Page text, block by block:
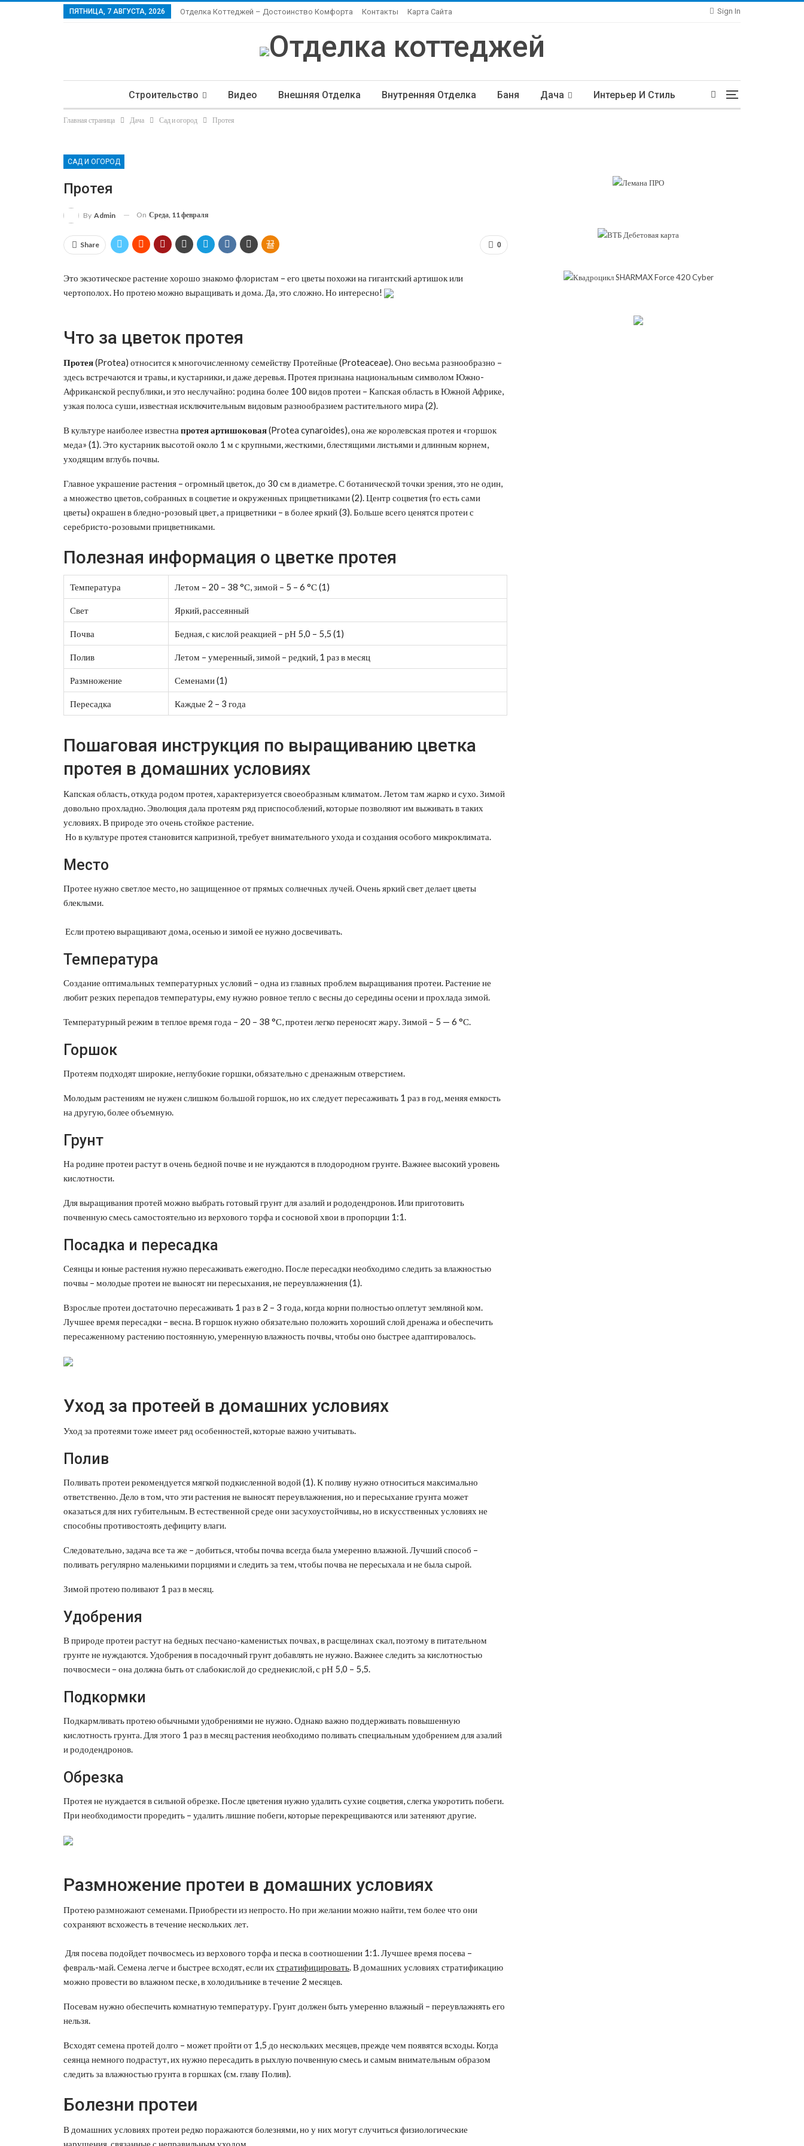
Sign In
ПЯТНИЦА, 7 АВГУСТА, 2026 Отделка Коттеджей – Достоинство Комфорта Контакты Карта Сайта
Строительство Видео Внешняя Отделка Внутренняя Отделка Баня Дача Интерьер И Стиль
Главная страница Дача Сад и огород Протея
САД И ОГОРОД
Протея
By Admin On Среда, 11 февраля
0
Share
Это экзотическое растение хорошо знакомо флористам – его цветы похожи на гигантский артишок или
чертополох. Но протею можно выращивать и дома. Да, это сложно. Но интересно!
Что за цветок протея
Протея(Protea) относится к многочисленному семейству Протейные (Proteaceae). Оно весьма разнообразно –
здесь встречаются и травы, и кустарники, и даже деревья. Протея признана национальным символом Южно-
Африканской республики, и это неслучайно: родина более 100 видов протеи – Капская область в Южной Африке,
узкая полоса суши, известная исключительным видовым разнообразием растительного мира (2).
В культуре наиболее известна протея артишоковая(Protea cynaroides), она же королевская протея и «горшок
меда» (1). Это кустарник высотой около 1 м с крупными, жесткими, блестящими листьями и длинным корнем,
уходящим вглубь почвы.
Главное украшение растения – огромный цветок, до 30 см в диаметре. С ботанической точки зрения, это не один,
а множество цветов, собранных в соцветие и окруженных прицветниками (2). Центр соцветия (то есть сами
цветы) окрашен в бледно-розовый цвет, а прицветники – в более яркий (3). Больше всего ценятся протеи с
серебристо-розовыми прицветниками.
Полезная информация о цветке протея
Температура Летом – 20 – 38 °С, зимой – 5 – 6 °С (1)
Свет Яркий, рассеянный
Почва Бедная, с кислой реакцией – рН 5,0 – 5,5 (1)
Полив Летом – умеренный, зимой – редкий, 1 раз в месяц
Размножение Семенами (1)
Пересадка Каждые 2 – 3 года
Пошаговая инструкция по выращиванию цветка
протея в домашних условиях
Капская область, откуда родом протея, характеризуется своеобразным климатом. Летом там жарко и сухо. Зимой
довольно прохладно. Эволюция дала протеям ряд приспособлений, которые позволяют им выживать в таких
условиях. В природе это очень стойкое растение.
Но в культуре протея становится капризной, требует внимательного ухода и создания особого микроклимата.
Место
Протее нужно светлое место, но защищенное от прямых солнечных лучей. Очень яркий свет делает цветы
блеклыми.
Если протею выращивают дома, осенью и зимой ее нужно досвечивать.
Температура
Создание оптимальных температурных условий – одна из главных проблем выращивания протеи. Растение не
любит резких перепадов температуры, ему нужно ровное тепло с весны до середины осени и прохлада зимой.
Температурный режим в теплое время года – 20 – 38 °С, протеи легко переносят жару. Зимой – 5 — 6 °С.
Горшок
Протеям подходят широкие, неглубокие горшки, обязательно с дренажным отверстием.
Молодым растениям не нужен слишком большой горшок, но их следует пересаживать 1 раз в год, меняя емкость
на другую, более объемную.
Грунт
На родине протеи растут в очень бедной почве и не нуждаются в плодородном грунте. Важнее высокий уровень
кислотности.
Для выращивания протей можно выбрать готовый грунт для азалий и рододендронов. Или приготовить
почвенную смесь самостоятельно из верхового торфа и сосновой хвои в пропорции 1:1.
Посадка и пересадка
Сеянцы и юные растения нужно пересаживать ежегодно. После пересадки необходимо следить за влажностью
почвы – молодые протеи не выносят ни пересыхания, не переувлажнения (1).
Взрослые протеи достаточно пересаживать 1 раз в 2 – 3 года, когда корни полностью оплетут земляной ком.
Лучшее время пересадки – весна. В горшок нужно обязательно положить хороший слой дренажа и обеспечить
пересаженному растению постоянную, умеренную влажность почвы, чтобы оно быстрее адаптировалось.
Уход за протеей в домашних условиях
Уход за протеями тоже имеет ряд особенностей, которые важно учитывать.
Полив
Поливать протеи рекомендуется мягкой подкисленной водой (1). К поливу нужно относиться максимально
ответственно. Дело в том, что эти растения не выносят переувлажнения, но и пересыхание грунта может
оказаться для них губительным. В естественной среде они засухоустойчивы, но в искусственных условиях не
способны противостоять дефициту влаги.
Следовательно, задача все та же – добиться, чтобы почва всегда была умеренно влажной. Лучший способ –
поливать регулярно маленькими порциями и следить за тем, чтобы почва не пересыхала и не была сырой.
Зимой протею поливают 1 раз в месяц.
Удобрения
В природе протеи растут на бедных песчано-каменистых почвах, в расщелинах скал, поэтому в питательном
грунте не нуждаются. Удобрения в посадочный грунт добавлять не нужно. Важнее следить за кислотностью
почвосмеси – она должна быть от слабокислой до среднекислой, с рН 5,0 – 5,5.
Подкормки
Подкармливать протею обычными удобрениями не нужно. Однако важно поддерживать повышенную
кислотность грунта. Для этого 1 раз в месяц растения необходимо поливать специальным удобрением для азалий
и рододендронов.
Обрезка
Протея не нуждается в сильной обрезке. После цветения нужно удалить сухие соцветия, слегка укоротить побеги.
При необходимости проредить – удалить лишние побеги, которые перекрещиваются или затеняют другие.
Размножение протеи в домашних условиях
Протею размножают семенами. Приобрести из непросто. Но при желании можно найти, тем более что они
сохраняют всхожесть в течение нескольких лет.
Для посева подойдет почвосмесь из верхового торфа и песка в соотношении 1:1. Лучшее время посева –
февраль-май. Семена легче и быстрее всходят, если их стратифицировать. В домашних условиях стратификацию
можно провести во влажном песке, в холодильнике в течение 2 месяцев.
Посевам нужно обеспечить комнатную температуру. Грунт должен быть умеренно влажный – переувлажнять его
нельзя.
Всходят семена протей долго – может пройти от 1,5 до нескольких месяцев, прежде чем появятся всходы. Когда
сеянца немного подрастут, их нужно пересадить в рыхлую почвенную смесь и самым внимательным образом
следить за влажностью грунта в горшках (см. главу Полив).
Болезни протеи
В домашних условиях протеи редко поражаются болезнями, но у них могут случиться физиологические
нарушения, связанные с неправильным уходом.